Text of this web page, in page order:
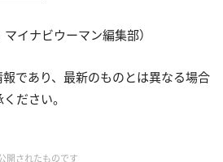
イナビウーマン編集部）
であり、最新のものとは異なる場合
ださい。
開されたものです